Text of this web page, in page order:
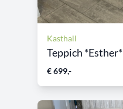
Kasthall
Teppich *Esther*
€ 699,-